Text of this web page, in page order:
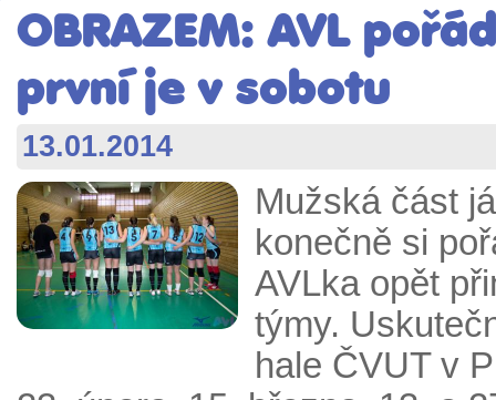
OBRAZEM: AVL
první je v sobotu
13.01.2014
Mužská část
konečně si
AVLka opět
týmy.
hale ČVUT v